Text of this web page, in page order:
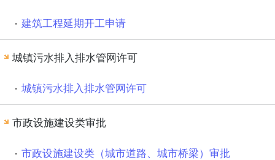
建筑工程延期开工申请
城镇污水排入排水管网许可
城镇污水排入排水管网许可
市政设施建设类审批
市政设施建设类（城市道路、城市桥梁）审批